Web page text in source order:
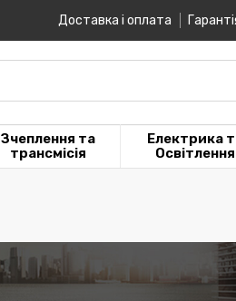
Доставка і оплата
Зчеплення та
трансмісія
Електрика
Освітлення